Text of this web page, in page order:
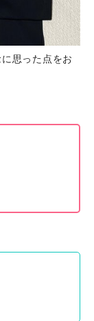
思った点をお